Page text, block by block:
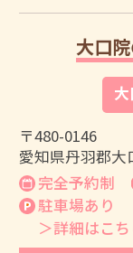
大口
〒480-0146
愛知県丹羽郡大
完全予約制
駐車場あり
＞詳細はこち